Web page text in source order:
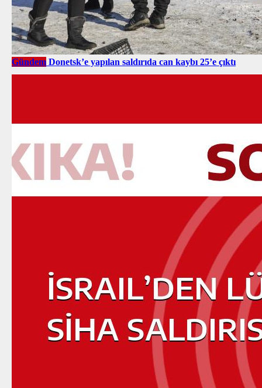
Gündem Donetsk’e yapılan saldırıda can kaybı 25’e çıktı